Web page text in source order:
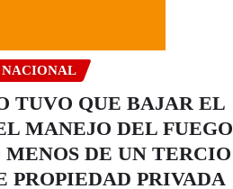
NACIONAL
TUVO QUE BAJAR EL
MANEJO DEL FUEGO
MENOS DE UN TERCIO
PROPIEDAD PRIVADA